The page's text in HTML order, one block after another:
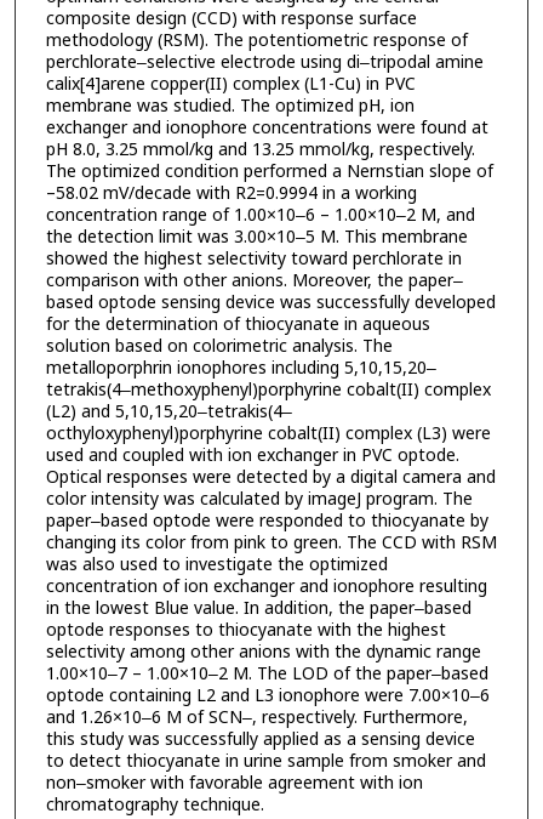
composite design (CCD) with response surface
methodology (RSM). The potentiometric response of
perchlorate‒selective electrode using di‒tripodal amine
calix[4]arene copper(II) complex (L1-Cu) in PVC
membrane was studied. The optimized pH, ion
exchanger and ionophore concentrations were found at
pH 8.0, 3.25 mmol/kg and 13.25 mmol/kg, respectively.
The optimized condition performed a Nernstian slope of
–58.02 mV/decade with R2=0.9994 in a working
concentration range of 1.00×10‒6 – 1.00×10‒2 M, and
the detection limit was 3.00×10‒5 M. This membrane
showed the highest selectivity toward perchlorate in
comparison with other anions. Moreover, the paper‒
based optode sensing device was successfully developed
for the determination of thiocyanate in aqueous
solution based on colorimetric analysis. The
metalloporphrin ionophores including 5,10,15,20‒
tetrakis(4‒methoxyphenyl)porphyrine cobalt(II) complex
(L2) and 5,10,15,20‒tetrakis(4‒
octhyloxyphenyl)porphyrine cobalt(II) complex (L3) were
used and coupled with ion exchanger in PVC optode.
Optical responses were detected by a digital camera and
color intensity was calculated by imageJ program. The
paper‒based optode were responded to thiocyanate by
changing its color from pink to green. The CCD with RSM
was also used to investigate the optimized
concentration of ion exchanger and ionophore resulting
in the lowest Blue value. In addition, the paper‒based
optode responses to thiocyanate with the highest
selectivity among other anions with the dynamic range
1.00×10‒7 – 1.00×10‒2 M. The LOD of the paper‒based
optode containing L2 and L3 ionophore were 7.00×10‒6
and 1.26×10‒6 M of SCN‒, respectively. Furthermore,
this study was successfully applied as a sensing device
to detect thiocyanate in urine sample from smoker and
non‒smoker with favorable agreement with ion
chromatography technique.